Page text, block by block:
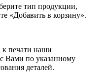
тип продукции,
«Добавить в корзину».
к печати наши
Вами по указанному
деталей.